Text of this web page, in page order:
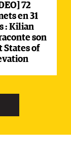
72
en 31
: Kilian
son
States of